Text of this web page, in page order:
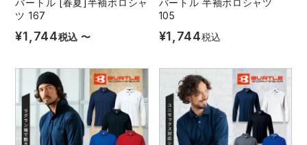
ツ 167
¥1,744税込 〜
105
¥1,744税込